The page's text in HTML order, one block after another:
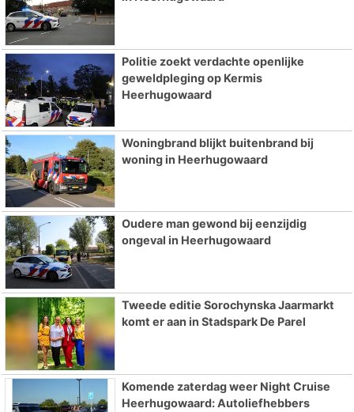
Politie zoekt verdachte openlijke
geweldpleging op Kermis
Heerhugowaard
Woningbrand blijkt buitenbrand bij
woning in Heerhugowaard
Oudere man gewond bij eenzijdig
ongeval in Heerhugowaard
Tweede editie Sorochynska Jaarmarkt
komt er aan in Stadspark De Parel
Komende zaterdag weer Night Cruise
Heerhugowaard: Autoliefhebbers